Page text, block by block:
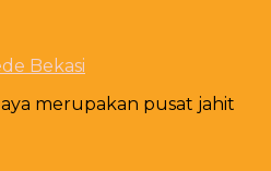
Bekasi
merupakan pusat jahit